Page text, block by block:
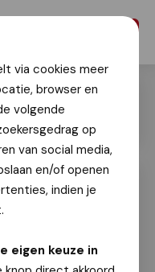
via cookies meer
browser en
volgende
op
van social media,
en/of openen
indien je
eigen keuze in